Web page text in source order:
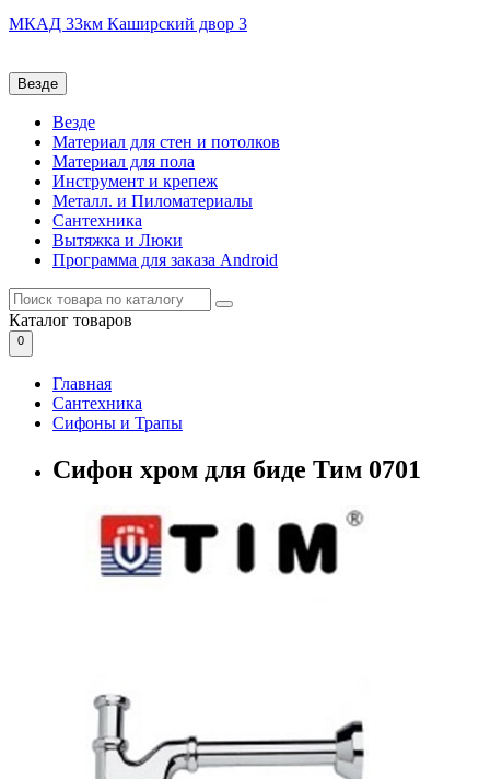
МКАД 33км Каширский двор 3
Везде
Везде
Материал для стен и потолков
Материал для пола
Инструмент и крепеж
Металл. и Пиломатериалы
Сантехника
Вытяжка и Люки
Программа для заказа Android
Каталог товаров
0
Главная
Сантехника
Сифоны и Трапы
Сифон хром для биде Тим 0701